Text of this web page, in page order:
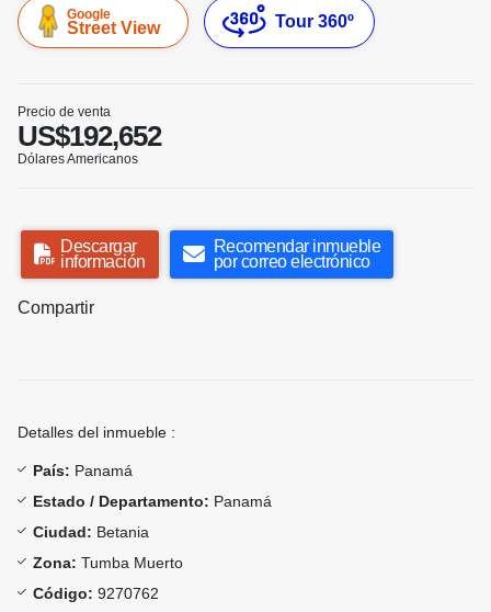
Google
Street View Tour 360º
Precio de venta
US$192,652
Dólares Americanos
Descargar
información
Recomendar inmueble
por correo electrónico
Compartir
Detalles del inmueble :
País: Panamá
Estado / Departamento: Panamá
Ciudad: Betania
Zona: Tumba Muerto
Código: 9270762